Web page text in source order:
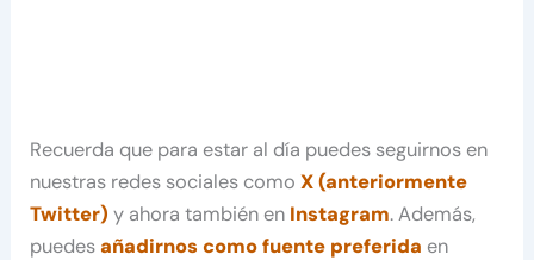
Recuerda que para estar al día puedes seguirnos en
nuestras redes sociales comoX (anteriormente
Twitter) y ahora también en Instagram. Además,
puedesañadirnos como fuente preferida en